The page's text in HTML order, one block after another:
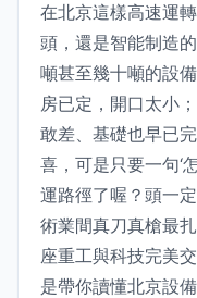
在北京這樣高速運
頭，還是智能制造
噸甚至幾十噸的設
房已定，開口太小
敢差、基礎也早已
喜，可是只要一句‘
運路徑了喔？頭一
術業間真刀真槍最
座重工與科技完美
是帶你讀懂北京設